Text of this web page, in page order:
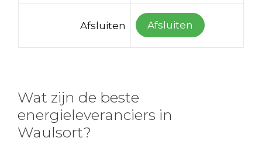
Afsluiten Afsluiten
Wat zijn de beste
energieleveranciers in
Waulsort?